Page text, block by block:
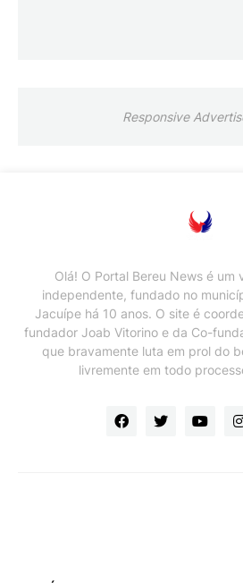
Responsive
Olá! O Portal Bereu News é um
independente, fundado no
Jacuípe há 10 anos. O site é
fundador Joab Vitorino e da Co-
que bravamente luta em prol do
livremente em todo